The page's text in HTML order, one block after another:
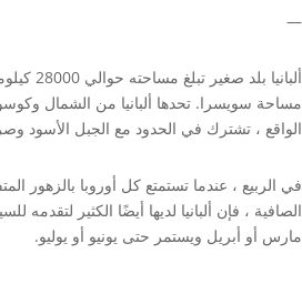
—
مساحة سويسرا. تحدها ألبانيا من الشمال
الواقع ، تشترك في الحدود مع الجبل الأسود
في الربيع ، عندما تستمتع كل أوروبا بالزهور
الصافية ، فإن ألبانيا لديها أيضًا الكثير لتقدمه
مارس أو أبريل ويستمر حتى يونيو أو يوليو.